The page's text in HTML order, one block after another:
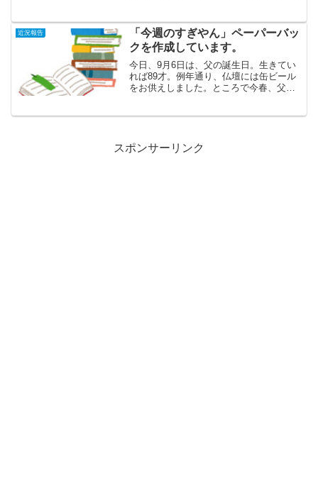
うするか、以前からかなり迷っていまし
た。JUGEM...
近況報告
「今週のすぎやん」ペーパーバッ
クを作成しています。
今日、9月6日は、父の誕生日。生きてい
れば89才。例年通り、仏壇には缶ビール
をお供えしました。ところで今春、父に
スポンサーリンク